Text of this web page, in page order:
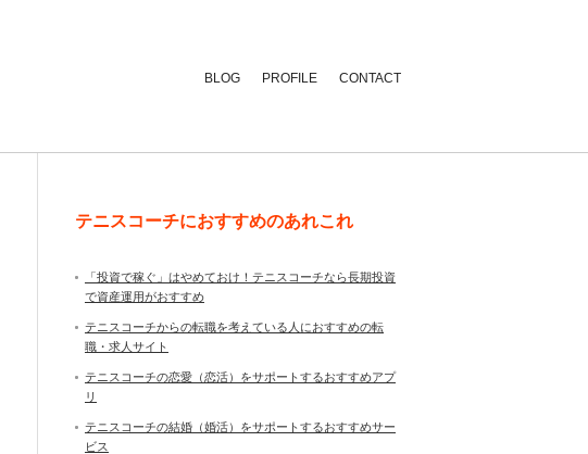
BLOG PROFILE CONTACT
テニスコーチにおすすめのあれこれ
「投資で稼ぐ」はやめておけ！テニスコーチなら長期投資
で資産運用がおすすめ
テニスコーチからの転職を考えている人におすすめの転
職・求人サイト
テニスコーチの恋愛（恋活）をサポートするおすすめアプ
リ
テニスコーチの結婚（婚活）をサポートするおすすめサー
ビス